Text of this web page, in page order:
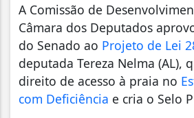
A Comissão de
Câmara dos Deputados
do Senado ao Projeto de Lei
deputada Tereza Nelma (AL),
direito de acesso à praia no
com Deficiência e cria o Selo